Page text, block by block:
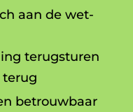
aan de wet-
terugsturen
betrouwbaar